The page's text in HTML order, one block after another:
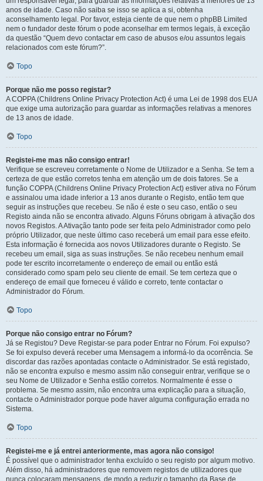
anos de idade. Caso não saiba se isso se aplica a si, obtenha
aconselhamento legal. Por favor, esteja ciente de que nem o phpBB Limited
nem o fundador deste fórum o pode aconselhar em termos legais, à exceção
da questão “Quem devo contactar em caso de abusos e/ou assuntos legais
relacionados com este fórum?”.
Topo
Porque não me posso registar?
A COPPA (Childrens Online Privacy Protection Act) é uma Lei de 1998 dos EUA
que exige uma autorização para guardar as informações relativas a menores
de 13 anos de idade.
Topo
Registei-me mas não consigo entrar!
Verifique se escreveu corretamente o Nome de Utilizador e a Senha. Se tem a
certeza de que estão corretos tenha em atenção um de dois fatores. Se a
função COPPA (Childrens Online Privacy Protection Act) estiver ativa no Fórum
e assinalou uma idade inferior a 13 anos durante o Registo, então tem que
seguir as instruções que recebeu. Se não é este o seu caso, então o seu
Registo ainda não se encontra ativado. Alguns Fóruns obrigam à ativação dos
novos Registos. A Ativação tanto pode ser feita pelo Administrador como pelo
próprio Utilizador, que neste último caso receberá um email para esse efeito.
Esta informação é fornecida aos novos Utilizadores durante o Registo. Se
recebeu um email, siga as suas instruções. Se não recebeu nenhum email
pode ter escrito incorretamente o endereço de email ou então está
considerado como spam pelo seu cliente de email. Se tem certeza que o
endereço de email que forneceu é válido e correto, tente contactar o
Administrador do Fórum.
Topo
Porque não consigo entrar no Fórum?
Já se Registou? Deve Registar-se para poder Entrar no Fórum. Foi expulso?
Se foi expulso deverá receber uma Mensagem a informá-lo da ocorrência. Se
discordar das razões apontadas contacte o Administrador. Se está registado,
não se encontra expulso e mesmo assim não conseguir entrar, verifique se o
seu Nome de Utilizador e Senha estão corretos. Normalmente é esse o
problema. Se mesmo assim, não encontra uma explicação para a situação,
contacte o Administrador porque pode haver alguma configuração errada no
Sistema.
Topo
Registei-me e já entrei anteriormente, mas agora não consigo!
É possível que o administrador tenha excluído o seu registo por algum motivo.
Além disso, há administradores que removem registos de utilizadores que
nunca colocaram mensagens, de modo a reduzir o tamanho da Base de